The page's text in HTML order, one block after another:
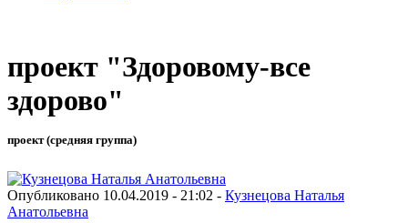
проект "Здоровому-все
здорово"
проект (средняя группа)
Опубликовано 10.04.2019 - 21:02 - Кузнецова Наталья
Анатольевна